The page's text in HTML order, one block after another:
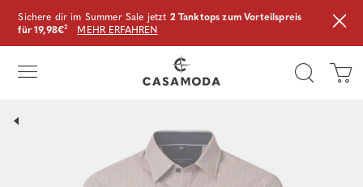
Sichere dir im Summer Sale jetzt 2 Tanktops zum Vorteilspreis
für 19,98€² MEHR ERFAHREN